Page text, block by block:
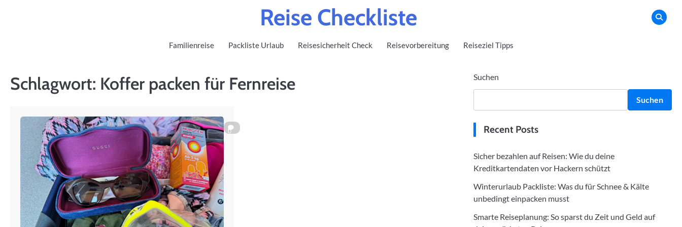
Reise Checkliste
Familienreise Packliste Urlaub Reisesicherheit Check Reisevorbereitung Reiseziel Tipps
Schlagwort: Koffer packen für Fernreise
0
Suchen
Suchen
Recent Posts
Sicher bezahlen auf Reisen: Wie du deine
Kreditkartendaten vor Hackern schützt
Winterurlaub Packliste: Was du für Schnee & Kälte
unbedingt einpacken musst
Smarte Reiseplanung: So sparst du Zeit und Geld auf